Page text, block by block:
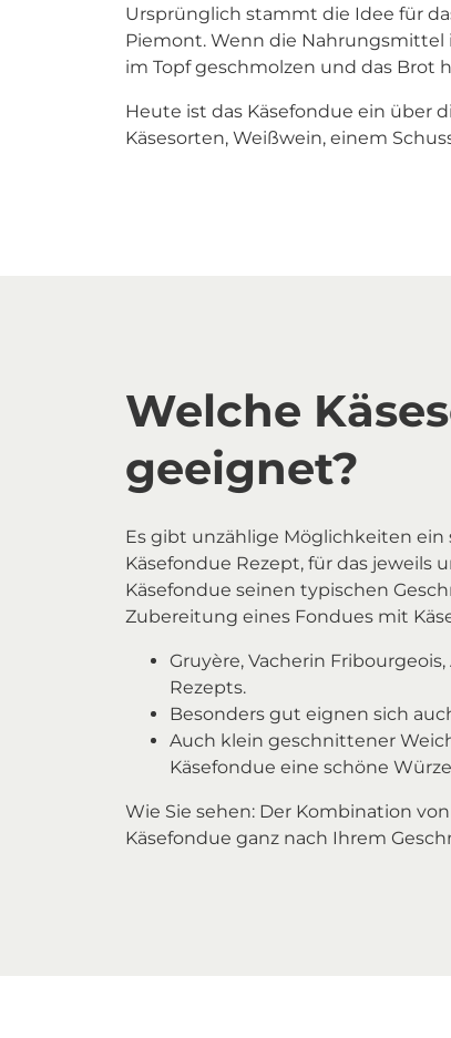
Ursprünglich stammt die Idee für
Piemont. Wenn die Nahrungsmittel
im Topf geschmolzen und das Brot
Heute ist das Käsefondue ein über
Käsesorten, Weißwein, einem
Welche
geeignet?
Es gibt unzählige Möglichkeiten ein
Käsefondue Rezept, für das
Käsefondue seinen typischen
Zubereitung eines Fondues mit
Gruyère, Vacherin
Rezepts.
Besonders gut eignen sich
Auch klein geschnittener
Käsefondue eine schöne
Wie Sie sehen: Der Kombination
Käsefondue ganz nach Ihrem